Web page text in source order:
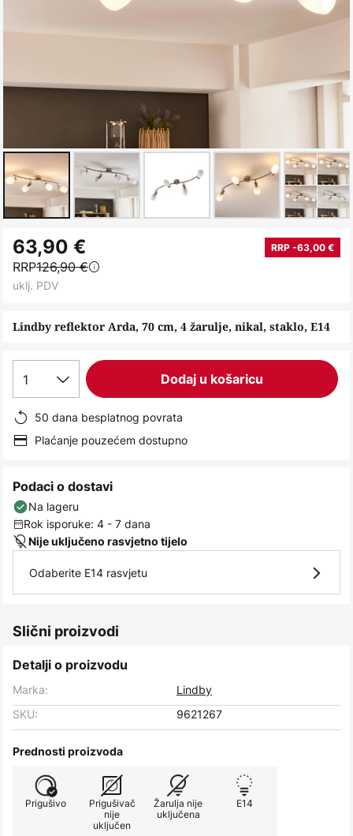
to
the
beginning
the
Lindby reflektor Arda, 70 cm, 4 žarulje, nikal, staklo, E14
63,90 € RRP -63,00 €
RRP126,90 €
uklj. PDV
1 Dodaj u košaricu
50 dana besplatnog povrata
Plaćanje pouzećem dostupno
Podaci o dostavi
Na lageru
Rok isporuke: 4 - 7 dana
Nije uključeno rasvjetno tijelo
Odaberite E14 rasvjetu
Slični proizvodi
Detalji o proizvodu
Marka:
Lindby
SKU:
9621267
Prednosti proizvoda
Prigušivo
Prigušivač
nije
uključen
Žarulja nije
uključena
E14